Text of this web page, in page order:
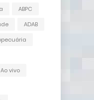
ABPC
ADAB
Ao vivo